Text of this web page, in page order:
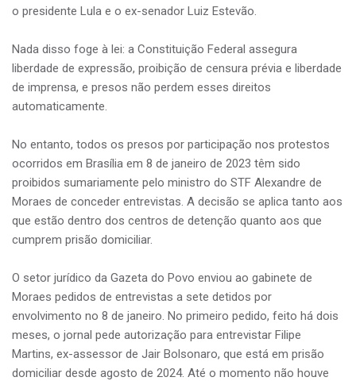
o presidente Lula e o ex-senador Luiz Estevão.
Nada disso foge à lei: a Constituição Federal assegura
liberdade de expressão, proibição de censura prévia e liberdade
de imprensa, e presos não perdem esses direitos
automaticamente.
No entanto, todos os presos por participação nos protestos
ocorridos em Brasília em 8 de janeiro de 2023 têm sido
proibidos sumariamente pelo ministro do STF Alexandre de
Moraes de conceder entrevistas. A decisão se aplica tanto aos
que estão dentro dos centros de detenção quanto aos que
cumprem prisão domiciliar.
O setor jurídico da Gazeta do Povo enviou ao gabinete de
Moraes pedidos de entrevistas a sete detidos por
envolvimento no 8 de janeiro. No primeiro pedido, feito há dois
meses, o jornal pede autorização para entrevistar Filipe
Martins, ex-assessor de Jair Bolsonaro, que está em prisão
domiciliar desde agosto de 2024. Até o momento não houve